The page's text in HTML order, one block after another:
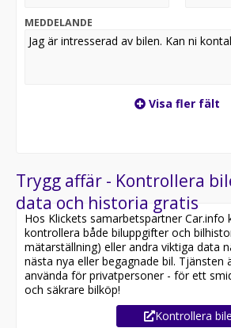
finansiering till leverans. Hos oss får
och professionell upplevelse där
står i fokus.
Din nästa bilupplevelse börjar här.
MEDDELANDE
Visa fler fält
Trygg affär - Kontrollera
data och historia gratis
Hos Klickets samarbetspartner Car.info
kontrollera både biluppgifter och
mätarställning) eller andra viktiga data
nästa nya eller begagnade bil. Tjänsten
använda för privatpersoner - för ett
och säkrare bilköp!
Kontrollera